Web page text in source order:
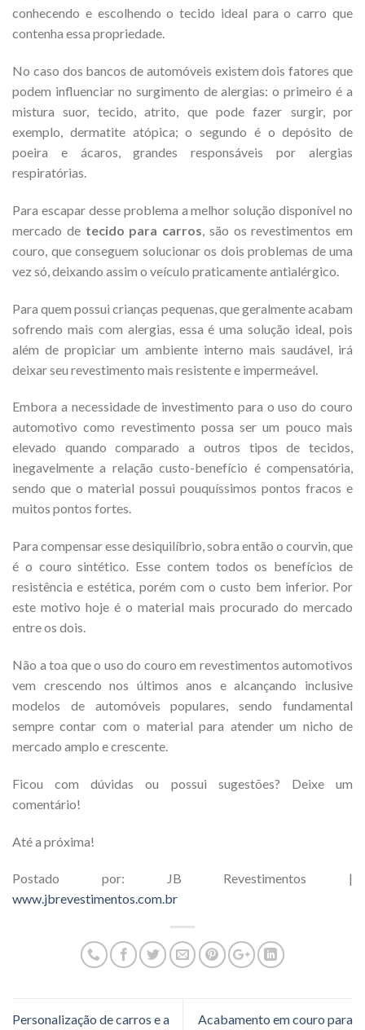
conhecendo e escolhendo o tecido ideal para o carro que
contenha essa propriedade.
No caso dos bancos de automóveis existem dois fatores que
podem influenciar no surgimento de alergias: o primeiro é a
mistura suor, tecido, atrito, que pode fazer surgir, por
exemplo, dermatite atópica; o segundo é o depósito de
poeira e ácaros, grandes responsáveis por alergias
respiratórias.
Para escapar desse problema a melhor solução disponível no
mercado de tecido para carros, são os revestimentos em
couro, que conseguem solucionar os dois problemas de uma
vez só, deixando assim o veículo praticamente antialérgico.
Para quem possui crianças pequenas, que geralmente acabam
sofrendo mais com alergias, essa é uma solução ideal, pois
além de propiciar um ambiente interno mais saudável, irá
deixar seu revestimento mais resistente e impermeável.
Embora a necessidade de investimento para o uso do couro
automotivo como revestimento possa ser um pouco mais
elevado quando comparado a outros tipos de tecidos,
inegavelmente a relação custo-benefício é compensatória,
sendo que o material possui pouquíssimos pontos fracos e
muitos pontos fortes.
Para compensar esse desiquilíbrio, sobra então o courvin, que
é o couro sintético. Esse contem todos os benefícios de
resistência e estética, porém com o custo bem inferior. Por
este motivo hoje é o material mais procurado do mercado
entre os dois.
Não a toa que o uso do couro em revestimentos automotivos
vem crescendo nos últimos anos e alcançando inclusive
modelos de automóveis populares, sendo fundamental
sempre contar com o material para atender um nicho de
mercado amplo e crescente.
Ficou com dúvidas ou possui sugestões? Deixe um
comentário!
Até a próxima!
Postado por: JB Revestimentos |
www.jbrevestimentos.com.br
Personalização de carros e a Acabamento em couro para